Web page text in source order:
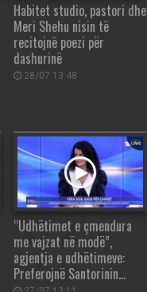
Habitet studio, pastori dhe
Meri Shehu nisin të
recitojnë poezi për
dashurinë
28/07 13:48
“Udhëtimet e çmendura
me vajzat në modë”,
agjentja e udhëtimeve:
Preferojnë Santorinin…